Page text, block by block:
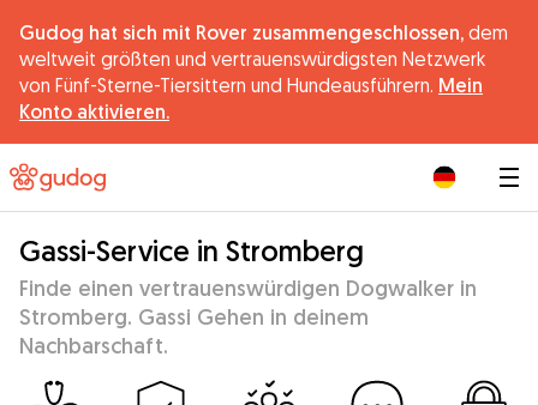
Gudog hat sich mit Rover zusammengeschlossen, dem
weltweit größten und vertrauenswürdigsten Netzwerk
von Fünf-Sterne-Tiersittern und Hundeausführern. Mein
Konto aktivieren.
Gassi-Service in Stromberg
Finde einen vertrauenswürdigen Dogwalker in
Stromberg. Gassi Gehen in deinem
Nachbarschaft.